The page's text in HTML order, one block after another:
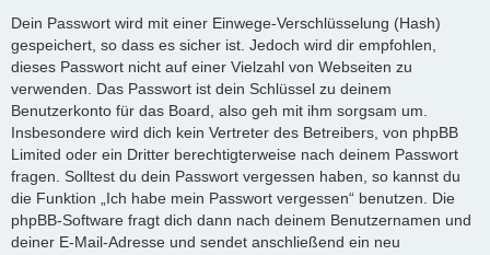
Dein Passwort wird mit einer Einwege-Verschlüsselung (Hash)
gespeichert, so dass es sicher ist. Jedoch wird dir empfohlen,
dieses Passwort nicht auf einer Vielzahl von Webseiten zu
verwenden. Das Passwort ist dein Schlüssel zu deinem
Benutzerkonto für das Board, also geh mit ihm sorgsam um.
Insbesondere wird dich kein Vertreter des Betreibers, von phpBB
Limited oder ein Dritter berechtigterweise nach deinem Passwort
fragen. Solltest du dein Passwort vergessen haben, so kannst du
die Funktion „Ich habe mein Passwort vergessen“ benutzen. Die
phpBB-Software fragt dich dann nach deinem Benutzernamen und
deiner E-Mail-Adresse und sendet anschließend ein neu